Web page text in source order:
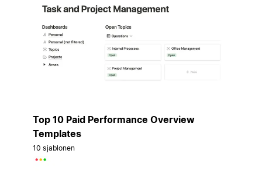
Top 10 Paid Performance Overview
Templates
10 sjablonen